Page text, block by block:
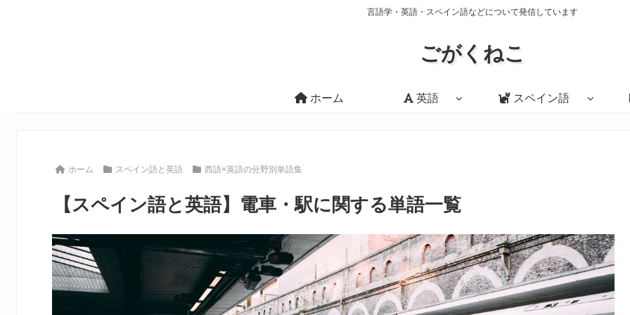
言語学・英語・スペイン語などについて発信しています
ごがくねこ
ホーム 英語 スペイン語
ホーム スペイン語と英語 西語×英語の分野別単語集
【スペイン語と英語】電車・駅に関する単語一覧